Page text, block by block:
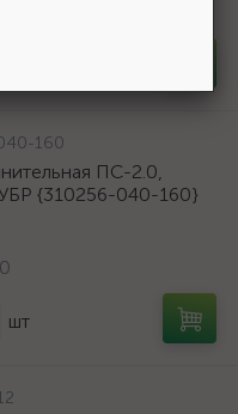
160
ПС-2.0,
{310256-040-160}
шт